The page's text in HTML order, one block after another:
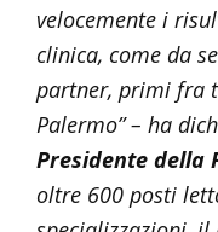
velocemente i
clinica, come da
partner, primi fra
Palermo” – ha
Presidente della
oltre 600 posti